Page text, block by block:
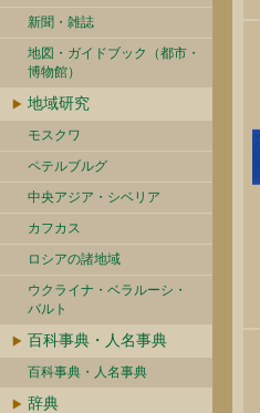
新聞・雑誌
地図・ガイドブック（都市・
博物館）
地域研究
モスクワ
ペテルブルグ
中央アジア・シベリア
カフカス
ロシアの諸地域
ウクライナ・ベラルーシ・
バルト
百科事典・人名事典
百科事典・人名事典
辞典